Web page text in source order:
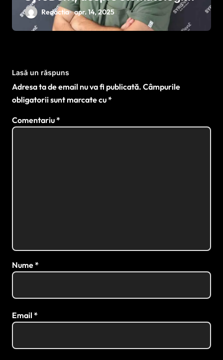
personalizată și inovație
Redactia apr. 14, 2025
Lasă un răspuns
Adresa ta de email nu va fi publicată. Câmpurile
obligatorii sunt marcate cu*
Comentariu*
Nume*
Email *